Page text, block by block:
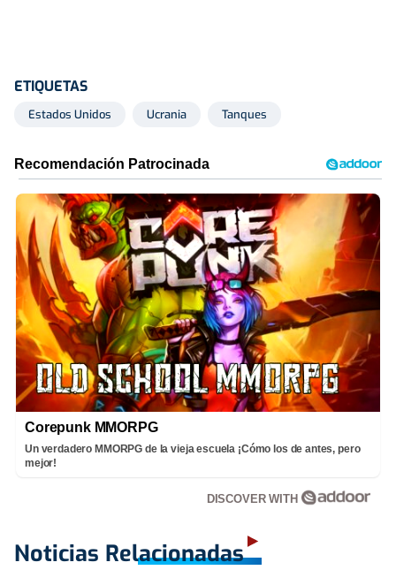
ETIQUETAS
Estados Unidos Ucrania Tanques
Corepunk MMORPG
Un verdadero MMORPG de la vieja escuela ¡Cómo los de antes, pero
mejor!
DISCOVER WITH
Noticias Relacionadas